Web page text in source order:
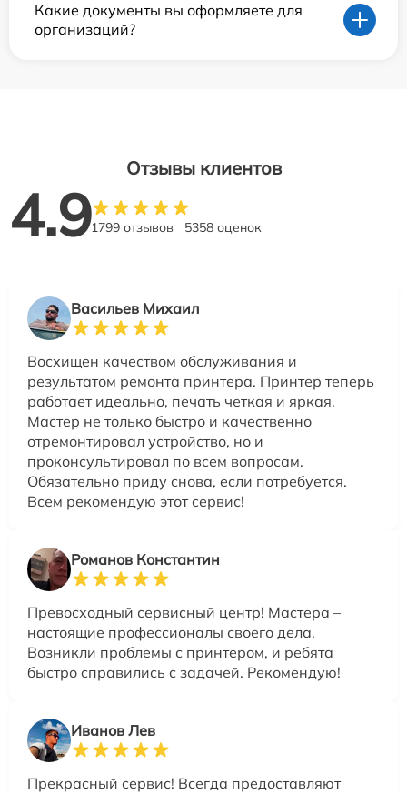
Какие документы вы оформляете для
организаций?
Отзывы клиентов
4.91799 отзывов 5358 оценок
Васильев Михаил
Восхищен качеством обслуживания и
результатом ремонта принтера. Принтер теперь
работает идеально, печать четкая и яркая.
Мастер не только быстро и качественно
отремонтировал устройство, но и
проконсультировал по всем вопросам.
Обязательно приду снова, если потребуется.
Всем рекомендую этот сервис!
Романов Константин
Превосходный сервисный центр! Мастера –
настоящие профессионалы своего дела.
Возникли проблемы с принтером, и ребята
быстро справились с задачей. Рекомендую!
Иванов Лев
Прекрасный сервис! Всегда предоставляют